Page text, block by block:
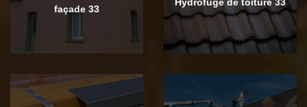
façade 33